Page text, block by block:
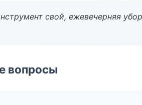
свой, ежевечерняя
вопросы